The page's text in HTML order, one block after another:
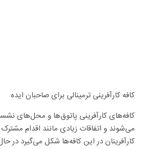
کافه کارآفرینی ترمینالی برای صاحبان ایده
کافه‌های کارآفرینی پاتوق‌ها و محل‌های
می‌شوند و اتفاقات زیادی مانند اقدام مشترک